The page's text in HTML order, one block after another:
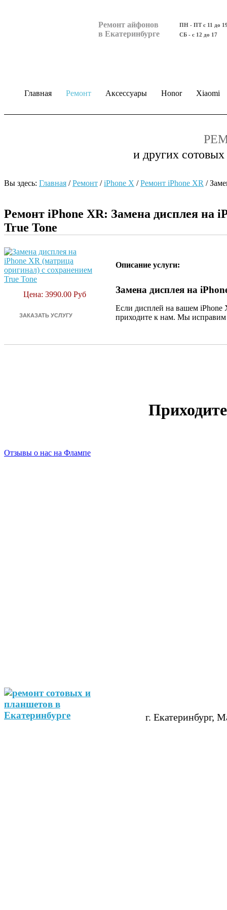
Ремонт айфонов
в Екатеринбурге
ПН - ПТ с 11 до
СБ - с 12 до 17
Главная Ремонт Аксессуары Honor Xiaomi
и других
Вы здесь: Главная /Ремонт /iPhone X /Ремонт iPhone ХR /
Ремонт iPhone ХR: Замена дисплея на
True Tone
Цена: 3990.00 Руб
Описание услуги:
Замена дисплея на
Если дисплей на вашем iPhone
приходите к нам. Мы исправим
Отзывы о нас на Флампе
г. Екатеринбург,